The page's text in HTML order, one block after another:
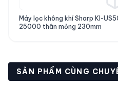
Lò nướng tích hợp
không?
Có thể lắp bếp này
hiện tại không?
Máy lọc không khí Sharp KI-
25000 thân mỏng 230mm
SẢN PHẨM CÙNG